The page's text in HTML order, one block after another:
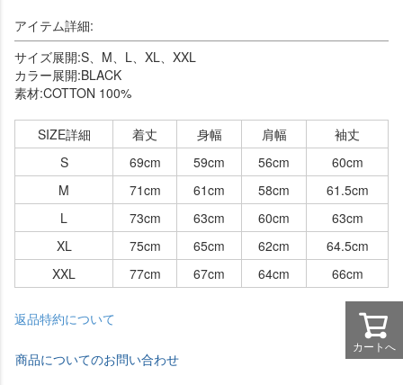
アイテム詳細:
サイズ展開:S、M、L、XL、XXL
カラー展開:BLACK
素材:COTTON 100%
SIZE詳細 着丈 身幅 肩幅
袖丈
S
69cm 59cm 56cm
60cm
M
71cm 61cm 58cm
61.5cm
L
73cm 63cm 60cm
63cm
XL
75cm 65cm 62cm
64.5cm
XXL
77cm 67cm 64cm 66cm
返品特約について
商品についてのお問い合わせ
カートへ